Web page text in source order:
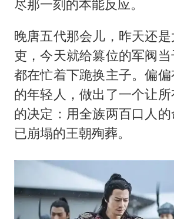
尽那一刻的本能反应。
晚唐五代那会儿，昨天还
吏，今天就给篡位的军阀
都在忙着下跪换主子。偏
的年轻人，做出了一个让
的决定：用全族两百口人
已崩塌的王朝殉葬。